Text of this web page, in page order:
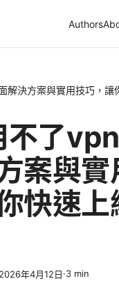
Authors
解決方案與實用技巧，讓
不了
案與實
快速上
2026年4月12日·3 min